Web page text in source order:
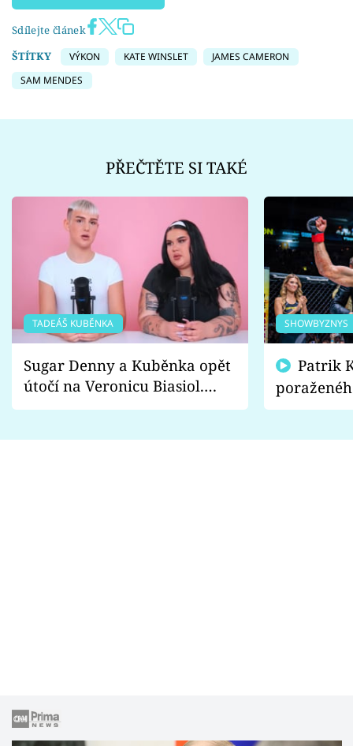
Sdílejte článek
ŠTÍTKY
VÝKON KATE WINSLET
JAMES CAMERON
SAM MENDES
PŘEČTĚTE SI TAKÉ
TADEÁŠ KUBĚNKA
Sugar Denny a Kuběnka opět
útočí na Veronicu Biasiol.
Proč je podle nich falešná a
SHOWBYZNYS
fanoušci